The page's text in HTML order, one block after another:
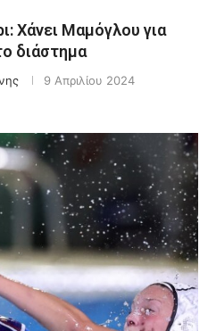
Χάνει Μαμόγλου για
διάστημα
9 Απριλίου 2024